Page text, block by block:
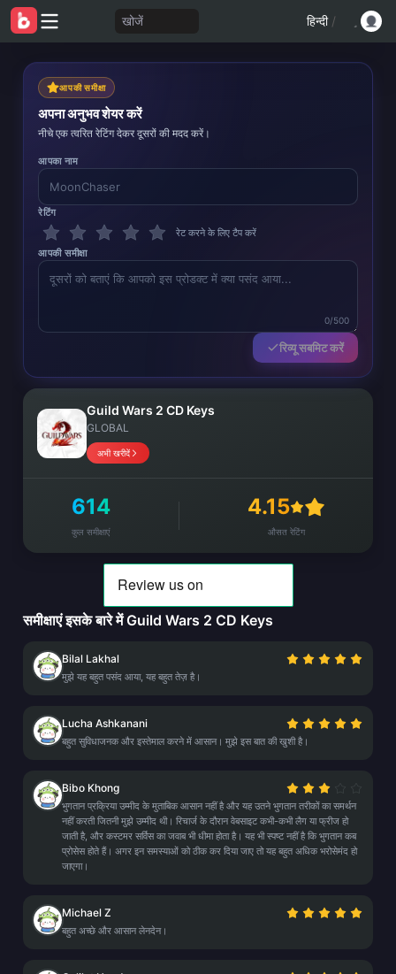
खोजें हिन्दी /
आपकी समीक्षा
अपना अनुभव शेयर करें
नीचे एक त्वरित रेटिंग देकर दूसरों की मदद करें।
आपका नाम
रेटिंग
रेट करने के लिए टैप करें
आपकी समीक्षा
0/500
रिव्यू सबमिट करें
Guild Wars 2 CD Keys
GLOBAL
अभी खरीदें
614
कुल समीक्षाएं
4.15
औसत रेटिंग
समीक्षाएं इसके बारे में Guild Wars 2 CD Keys
Bilal Lakhal
मुझे यह बहुत पसंद आया, यह बहुत तेज़ है।
Lucha Ashkanani
बहुत सुविधाजनक और इस्तेमाल करने में आसान। मुझे इस बात की खुशी है।
Bibo Khong
भुगतान प्रक्रिया उम्मीद के मुताबिक आसान नहीं है और यह उतने भुगतान तरीकों का समर्थन
नहीं करती जितनी मुझे उम्मीद थी। रिचार्ज के दौरान वेबसाइट कभी-कभी लैग या फ्रीज हो
जाती है, और कस्टमर सर्विस का जवाब भी धीमा होता है। यह भी स्पष्ट नहीं है कि भुगतान कब
प्रोसेस होते हैं। अगर इन समस्याओं को ठीक कर दिया जाए तो यह बहुत अधिक भरोसेमंद हो
जाएगा।
Michael Z
बहुत अच्छे और आसान लेनदेन।